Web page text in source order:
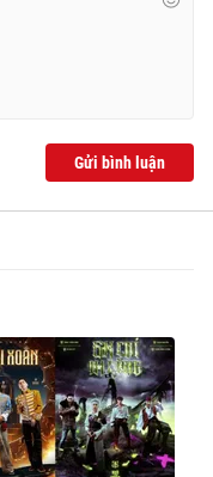
Gửi bình luận